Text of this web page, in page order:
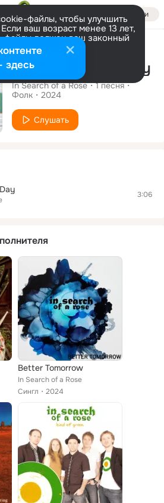
Войти
файлы, чтобы улучшить
ваш возраст менее 13 лет,
файлы должен ваш законный
информации
Настроить
Сингл
Big Apple Polka Day
In Search of a Rose 1песня
Фолк
2024
Слушать
3:06
Better Tomorrow
In Search of a Rose
Сингл
2024
здесь